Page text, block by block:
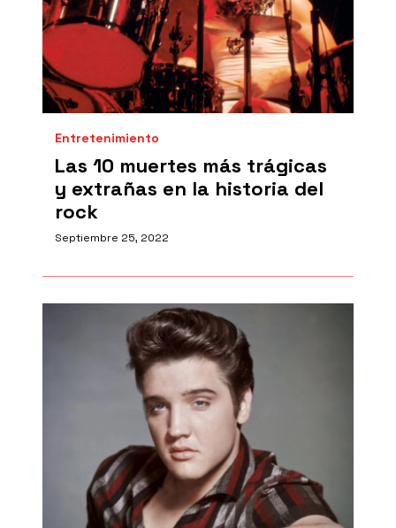
Entretenimiento
Las 10 muertes más trágicas
y extrañas en la historia del
rock
Septiembre 25, 2022